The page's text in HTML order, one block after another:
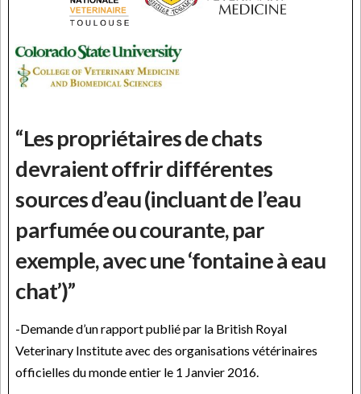
“Les propriétaires de chats
devraient offrir différentes
sources d’eau (incluant de l’eau
parfumée ou courante, par
exemple, avec une ‘fontaine à eau
chat’)”
-Demande d’un rapport publié par la British Royal
Veterinary Institute avec des organisations vétérinaires
officielles du monde entier le 1 Janvier 2016.